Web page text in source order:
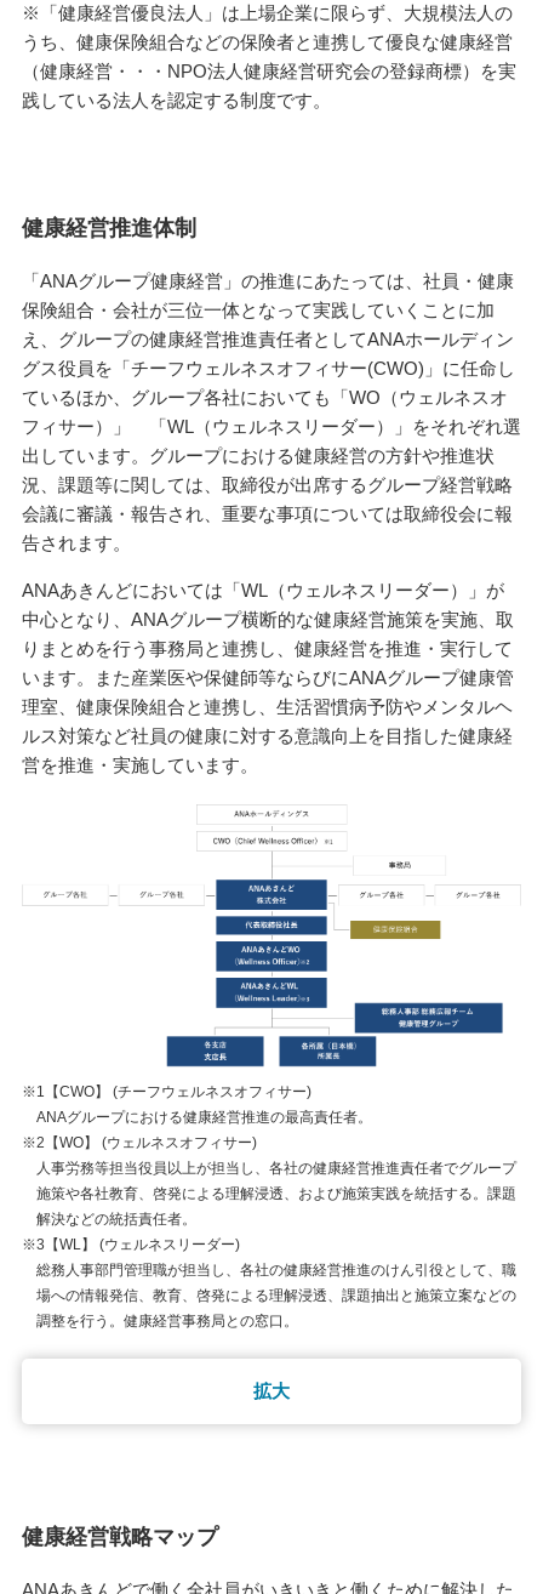
※「健康経営優良法人」は上場企業に限らず、大規模法人の
うち、健康保険組合などの保険者と連携して優良な健康経営
（健康経営・・・NPO法人健康経営研究会の登録商標）を実
践している法人を認定する制度です。
健康経営推進体制
「ANAグループ健康経営」の推進にあたっては、社員・健康
保険組合・会社が三位一体となって実践していくことに加
え、グループの健康経営推進責任者としてANAホールディン
グス役員を「チーフウェルネスオフィサー(CWO)」に任命し
ているほか、グループ各社においても「WO（ウェルネスオ
フィサー）」 「WL（ウェルネスリーダー）」をそれぞれ選
出しています。グループにおける健康経営の方針や推進状
況、課題等に関しては、取締役が出席するグループ経営戦略
会議に審議・報告され、重要な事項については取締役会に報
告されます。
ANAあきんどにおいては「WL（ウェルネスリーダー）」が
中心となり、ANAグループ横断的な健康経営施策を実施、取
りまとめを行う事務局と連携し、健康経営を推進・実行して
います。また産業医や保健師等ならびにANAグループ健康管
理室、健康保険組合と連携し、生活習慣病予防やメンタルヘ
ルス対策など社員の健康に対する意識向上を目指した健康経
営を推進・実施しています。
※1【CWO】 (チーフウェルネスオフィサー)
ANAグループにおける健康経営推進の最高責任者。
※2【WO】 (ウェルネスオフィサー)
人事労務等担当役員以上が担当し、各社の健康経営推進責任者でグループ
施策や各社教育、啓発による理解浸透、および施策実践を統括する。課題
解決などの統括責任者。
※3【WL】 (ウェルネスリーダー)
総務人事部門管理職が担当し、各社の健康経営推進のけん引役として、職
場への情報発信、教育、啓発による理解浸透、課題抽出と施策立案などの
調整を行う。健康経営事務局との窓口。
拡大
健康経営戦略マップ